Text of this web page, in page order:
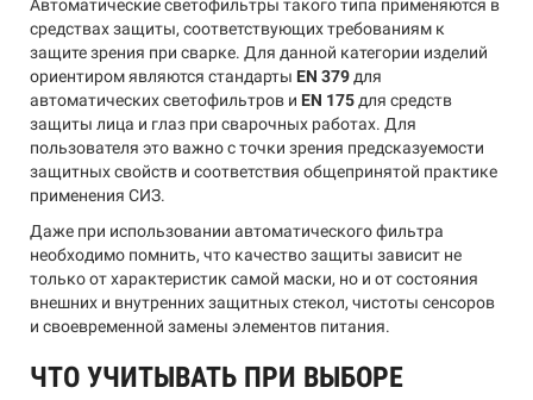
Автоматические светофильтры такого типа применяются в
средствах защиты, соответствующих требованиям к
защите зрения при сварке. Для данной категории изделий
ориентиром являются стандарты EN 379 для
автоматических светофильтров и EN 175 для средств
защиты лица и глаз при сварочных работах. Для
пользователя это важно с точки зрения предсказуемости
защитных свойств и соответствия общепринятой практике
применения СИЗ.
Даже при использовании автоматического фильтра
необходимо помнить, что качество защиты зависит не
только от характеристик самой маски, но и от состояния
внешних и внутренних защитных стекол, чистоты сенсоров
и своевременной замены элементов питания.
ЧТО УЧИТЫВАТЬ ПРИ ВЫБОРЕ